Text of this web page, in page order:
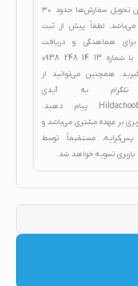
تحویل سفارش‌ها حدود ۳۰
لطفاً پیش از ثبت
برای هماهنگی و دریافت
با شماره 13 14 248 0938
همچنین می‌توانید از
تلگرام به آیدی
پیام دهید.
بر عهده مشتری می‌باشد و
مستقیماً توسط
باربری تسویه خواهد شد.